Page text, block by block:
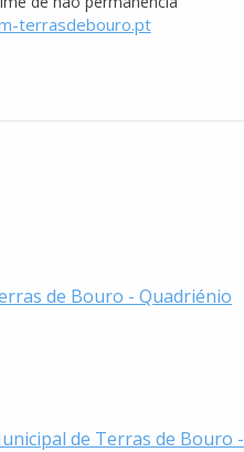
terrasdebouro.pt
de Bouro - Quadriénio
de Terras de Bouro -